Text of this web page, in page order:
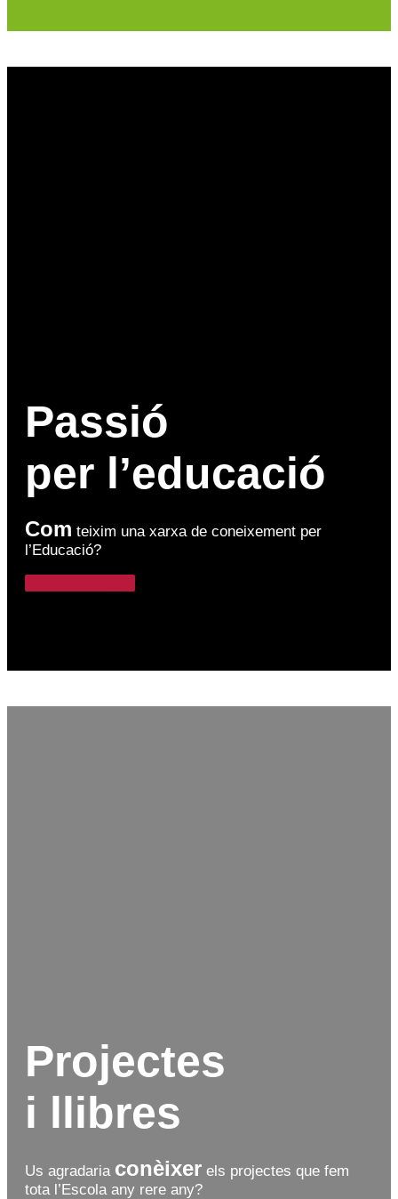
Passió
per l’educació
Com teixim una xarxa de coneixement per
l’Educació?
Projectes
i llibres
Us agradaria conèixer els projectes que fem
tota l’Escola any rere any?